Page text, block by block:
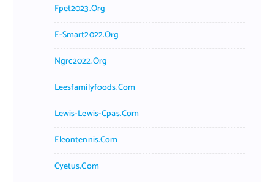
Fpet2023.org
E-Smart2022.org
Ngrc2022.org
Leesfamilyfoods.com
Lewis-Lewis-Cpas.com
Eleontennis.com
Cyetus.com